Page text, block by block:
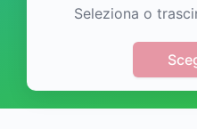
Seleziona o